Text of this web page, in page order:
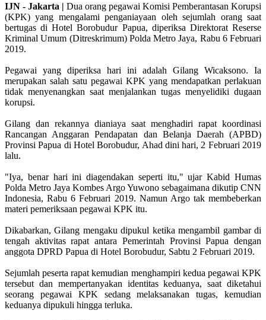
IJN - Jakarta | Dua orang pegawai Komisi Pemberantasan Korupsi
(KPK) yang mengalami penganiayaan oleh sejumlah orang saat
bertugas di Hotel Borobudur Papua, diperiksa Direktorat Reserse
Kriminal Umum (Ditreskrimum) Polda Metro Jaya, Rabu 6 Februari
2019.
Pegawai yang diperiksa hari ini adalah Gilang Wicaksono. Ia
merupakan salah satu pegawai KPK yang mendapatkan perlakuan
tidak menyenangkan saat menjalankan tugas menyelidiki dugaan
korupsi.
Gilang dan rekannya dianiaya saat menghadiri rapat koordinasi
Rancangan Anggaran Pendapatan dan Belanja Daerah (APBD)
Provinsi Papua di Hotel Borobudur, Ahad dini hari, 2 Februari 2019
lalu.
"Iya, benar hari ini diagendakan seperti itu," ujar Kabid Humas
Polda Metro Jaya Kombes Argo Yuwono sebagaimana dikutip CNN
Indonesia, Rabu 6 Februari 2019. Namun Argo tak membeberkan
materi pemeriksaan pegawai KPK itu.
Dikabarkan, Gilang mengaku dipukul ketika mengambil gambar di
tengah aktivitas rapat antara Pemerintah Provinsi Papua dengan
anggota DPRD Papua di Hotel Borobudur, Sabtu 2 Februari 2019.
Sejumlah peserta rapat kemudian menghampiri kedua pegawai KPK
tersebut dan mempertanyakan identitas keduanya, saat diketahui
seorang pegawai KPK sedang melaksanakan tugas, kemudian
keduanya dipukuli hingga terluka.